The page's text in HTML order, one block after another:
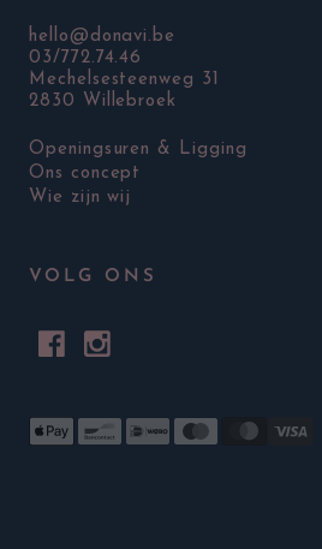
hello@donavi.be
03/772.74.46
Mechelsesteenweg 31
2830 Willebroek
Openingsuren & Ligging
Ons concept
Wie zijn wij
VOLG ONS